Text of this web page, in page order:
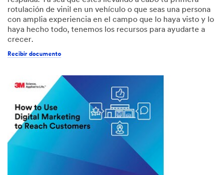
rotulación de vinil en un vehículo o que seas una persona
con amplia experiencia en el campo que lo haya visto y lo
haya hecho todo, tenemos los recursos para ayudarte a
crecer.
Recibir documento